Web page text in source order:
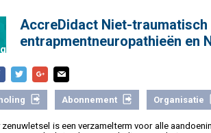
AccreDidact Niet-traumatisch
entrapmentneuropathieën en
Abonnement Organisatie
zenuwletsel is een verzamelterm voor alle